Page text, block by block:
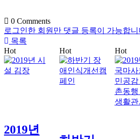
0 Comments
로그인한 회원만 댓글 등록이 가능합니
목록
Hot
2019년
Hot Hot